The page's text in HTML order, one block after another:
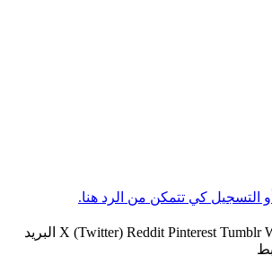
التسجيل كي تتمكن من الرد هنا.
X (Twitter) Reddit Pinterest Tumblr
البريد